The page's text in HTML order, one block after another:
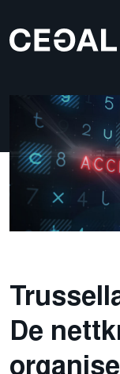
De